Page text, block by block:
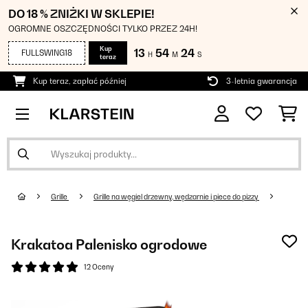
DO 18 % ZNIŻKI W SKLEPIE!
OGROMNE OSZCZĘDNOŚCI TYLKO PRZEZ 24H!
FULLSWING18
Kup
teraz
13 H 54 M 24 S
Kup teraz, zapłać później 3-letnia gwarancja
Grille Grille na węgiel drzewny, wędzarnie i piece do pizzy
Krakatoa Palenisko ogrodowe
12 Oceny